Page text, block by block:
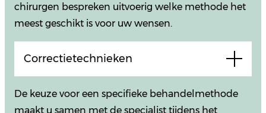
chirurgen bespreken uitvoerig welke methode het
meest geschikt is voor uw wensen.
Correctietechnieken
De keuze voor een specifieke behandelmethode
maakt u samen met de specialist tijdens het